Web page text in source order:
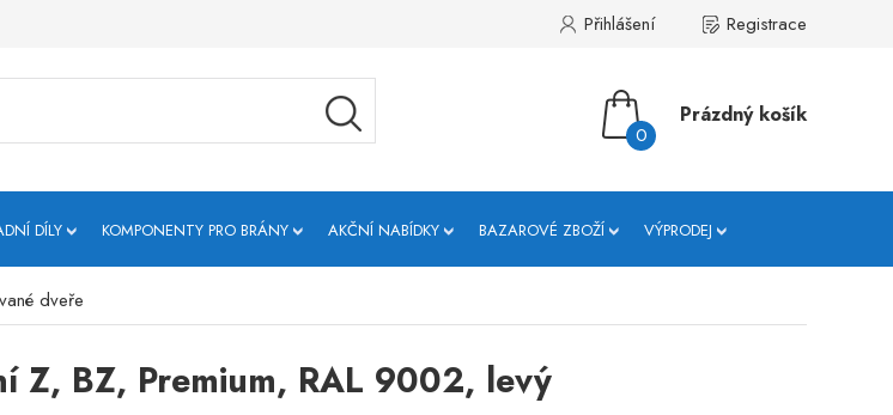
Registrace
Přihlášení
0
Prázdný košík
DÍLY KOMPONENTY PRO BRÁNY AKČNÍ NABÍDKY BAZAROVÉ ZBOŽÍ VÝPRODEJ
dveře
Z, BZ, Premium, RAL 9002, levý